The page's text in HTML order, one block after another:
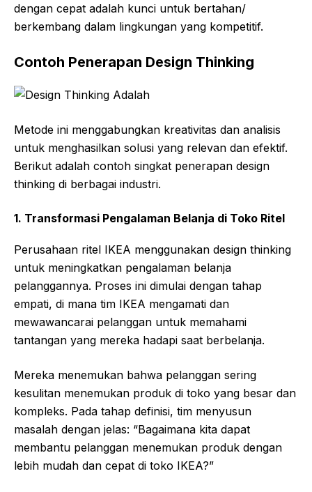
dengan cepat adalah kunci untuk bertahan/
berkembang dalam lingkungan yang kompetitif.
Contoh Penerapan Design Thinking
Metode ini menggabungkan kreativitas dan analisis
untuk menghasilkan solusi yang relevan dan efektif.
Berikut adalah contoh singkat penerapan design
thinking di berbagai industri.
1. Transformasi Pengalaman Belanja di Toko Ritel
Perusahaan ritel IKEA menggunakan design thinking
untuk meningkatkan pengalaman belanja
pelanggannya. Proses ini dimulai dengan tahap
empati, di mana tim IKEA mengamati dan
mewawancarai pelanggan untuk memahami
tantangan yang mereka hadapi saat berbelanja.
Mereka menemukan bahwa pelanggan sering
kesulitan menemukan produk di toko yang besar dan
kompleks. Pada tahap definisi, tim menyusun
masalah dengan jelas: “Bagaimana kita dapat
membantu pelanggan menemukan produk dengan
lebih mudah dan cepat di toko IKEA?”